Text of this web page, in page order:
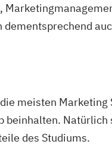
meisten
beinhalten.
des Studiums.